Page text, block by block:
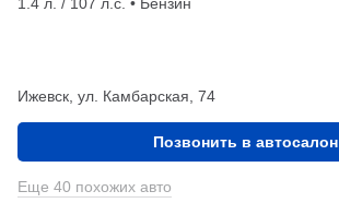
Ижевск, ул. Камбарская, 74
Позвонить в автосалон
Еще 40 похожих авто